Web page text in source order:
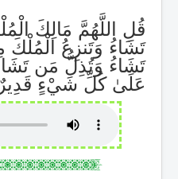
قُلِ اللَّهُمَّ مَالِكَ
تَشَاءُ وَتَنزِعُ
تَشَاءُ وَتُذِلُّ مَن
عَلَىٰ كُلِّ شَيْءٍ قَدِيرٌ